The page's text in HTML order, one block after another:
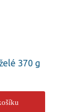
370 g